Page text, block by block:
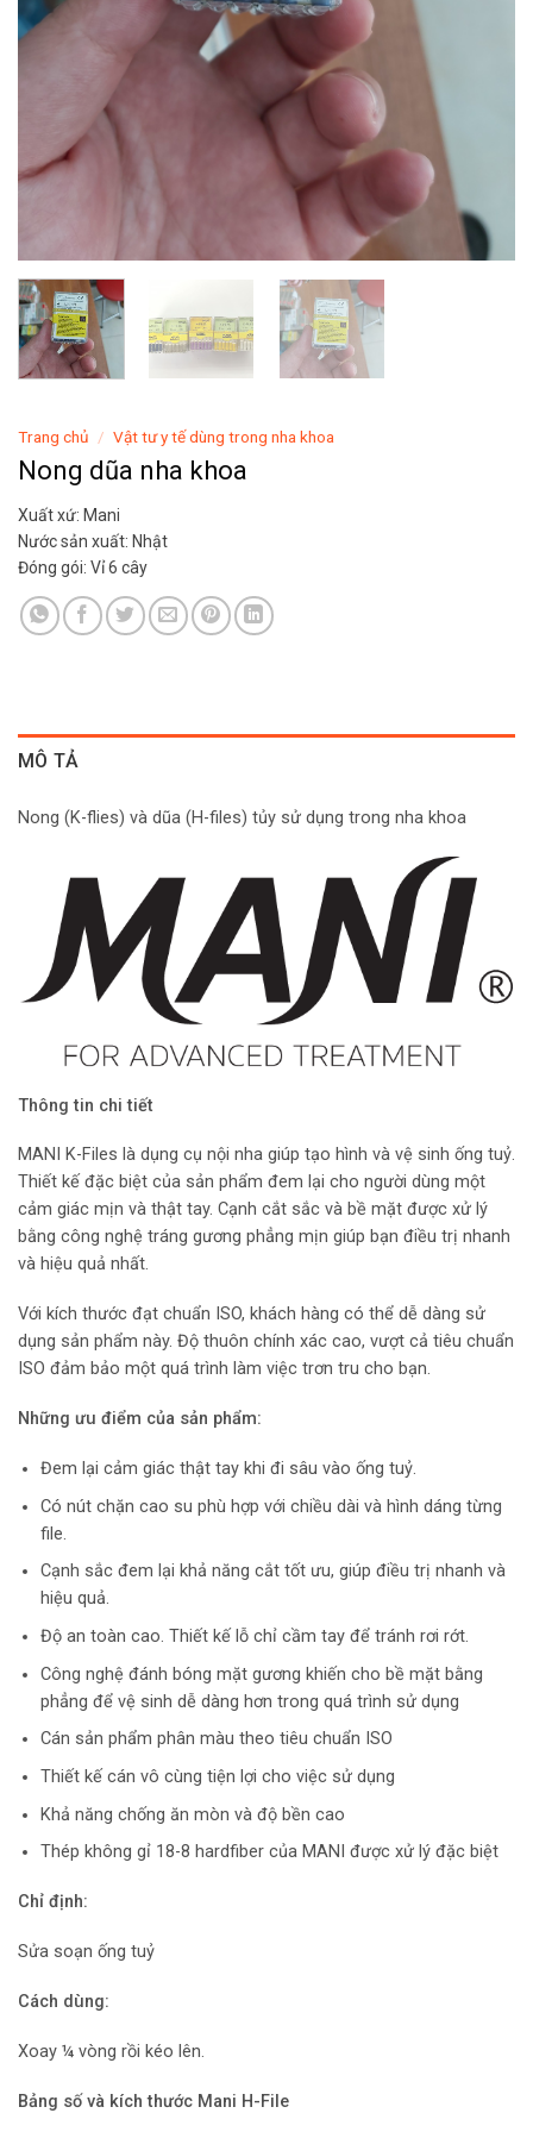
Trang chủ / Vật tư y tế dùng trong nha khoa
Nong dũa nha khoa
Xuất xứ: Mani
Nước sản xuất: Nhật
Đóng gói: Vỉ 6 cây
MÔ TẢ
Nong (K-flies) và dũa (H-files) tủy sử dụng trong nha khoa
Thông tin chi tiết
MANI K-Files là dụng cụ nội nha giúp tạo hình và vệ sinh ống tuỷ.
Thiết kế đặc biệt của sản phẩm đem lại cho người dùng một
cảm giác mịn và thật tay. Cạnh cắt sắc và bề mặt được xử lý
bằng công nghệ tráng gương phẳng mịn giúp bạn điều trị nhanh
và hiệu quả nhất.
Với kích thước đạt chuẩn ISO, khách hàng có thể dễ dàng sử
dụng sản phẩm này. Độ thuôn chính xác cao, vượt cả tiêu chuẩn
ISO đảm bảo một quá trình làm việc trơn tru cho bạn.
Những ưu điểm của sản phẩm:
Đem lại cảm giác thật tay khi đi sâu vào ống tuỷ.
Có nút chặn cao su phù hợp với chiều dài và hình dáng từng
file.
Cạnh sắc đem lại khả năng cắt tốt ưu, giúp điều trị nhanh và
hiệu quả.
Độ an toàn cao. Thiết kế lỗ chỉ cầm tay để tránh rơi rớt.
Công nghệ đánh bóng mặt gương khiến cho bề mặt bằng
phẳng để vệ sinh dễ dàng hơn trong quá trình sử dụng
Cán sản phẩm phân màu theo tiêu chuẩn ISO
Thiết kế cán vô cùng tiện lợi cho việc sử dụng
Khả năng chống ăn mòn và độ bền cao
Thép không gỉ 18-8 hardfiber của MANI được xử lý đặc biệt
Chỉ định:
Sửa soạn ống tuỷ
Cách dùng:
Xoay ¼ vòng rồi kéo lên.
Bảng số và kích thước Mani H-File